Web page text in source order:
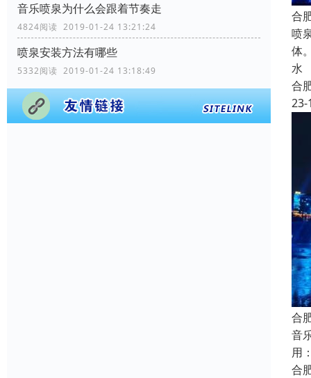
音乐喷泉为什么会跟着节奏走
4824阅读 2019-01-24 13:21:24
喷泉安装方法有哪些
5332阅读 2019-01-24 13:18:49
合
喷
体
水
合
23-
合
音
用
合